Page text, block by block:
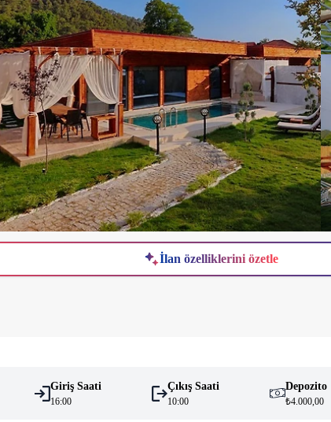
İlan özelliklerini özetle
Giriş Saati
16:00
Çıkış Saati
10:00
Depozito
₺4.000,00